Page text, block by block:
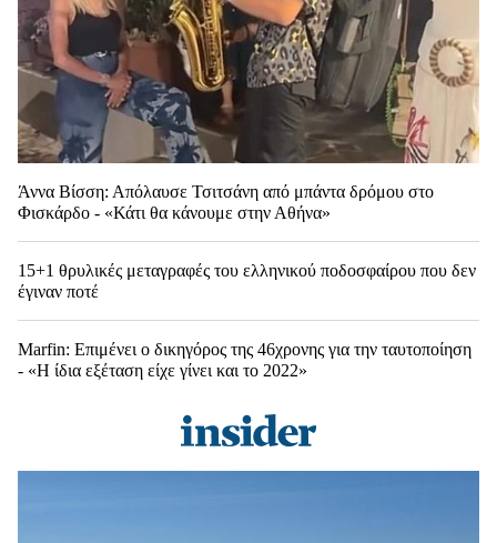
Άννα Βίσση: Απόλαυσε Τσιτσάνη από μπάντα δρόμου στο
Φισκάρδο - «Κάτι θα κάνουμε στην Αθήνα»
15+1 θρυλικές μεταγραφές του ελληνικού ποδοσφαίρου που δεν
έγιναν ποτέ
Marfin: Επιμένει ο δικηγόρος της 46χρονης για την ταυτοποίηση
- «Η ίδια εξέταση είχε γίνει και το 2022»